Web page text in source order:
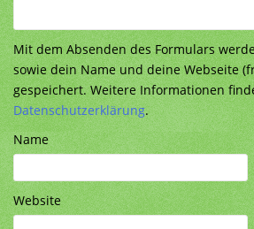
Mit dem Absenden des Formulars
sowie dein Name und deine Webseite
gespeichert. Weitere Informationen
Datenschutzerklärung.
Name
Website